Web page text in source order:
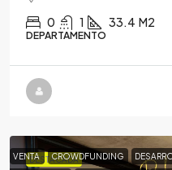
0 1 33.4 M2
DEPARTAMENTO
DESTACADA
VENTA CROWDFUNDING